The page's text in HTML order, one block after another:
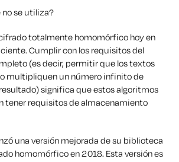
no se utiliza?
totalmente homomórfico hoy en
Cumplir con los requisitos del
(es decir, permitir que los textos
multipliquen un número infinito de
significa que estos algoritmos
tener requisitos de almacenamiento
una versión mejorada de su biblioteca
homomórfico en 2018. Esta versión es